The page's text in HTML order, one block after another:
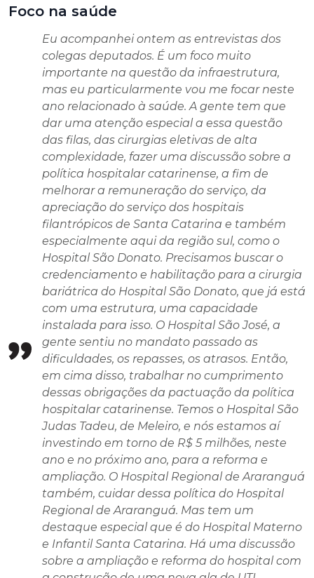
Foco na saúde
Eu acompanhei ontem as entrevistas dos
colegas deputados. É um foco muito
importante na questão da infraestrutura,
mas eu particularmente vou me focar neste
ano relacionado à saúde. A gente tem que
dar uma atenção especial a essa questão
das filas, das cirurgias eletivas de alta
complexidade, fazer uma discussão sobre a
política hospitalar catarinense, a fim de
melhorar a remuneração do serviço, da
apreciação do serviço dos hospitais
filantrópicos de Santa Catarina e também
especialmente aqui da região sul, como o
Hospital São Donato. Precisamos buscar o
credenciamento e habilitação para a cirurgia
bariátrica do Hospital São Donato, que já está
com uma estrutura, uma capacidade
instalada para isso. O Hospital São José, a
gente sentiu no mandato passado as
dificuldades, os repasses, os atrasos. Então,
em cima disso, trabalhar no cumprimento
dessas obrigações da pactuação da política
hospitalar catarinense. Temos o Hospital São
Judas Tadeu, de Meleiro, e nós estamos aí
investindo em torno de R$ 5 milhões, neste
ano e no próximo ano, para a reforma e
ampliação. O Hospital Regional de Araranguá
também, cuidar dessa política do Hospital
Regional de Araranguá. Mas tem um
destaque especial que é do Hospital Materno
e Infantil Santa Catarina. Há uma discussão
sobre a ampliação e reforma do hospital com